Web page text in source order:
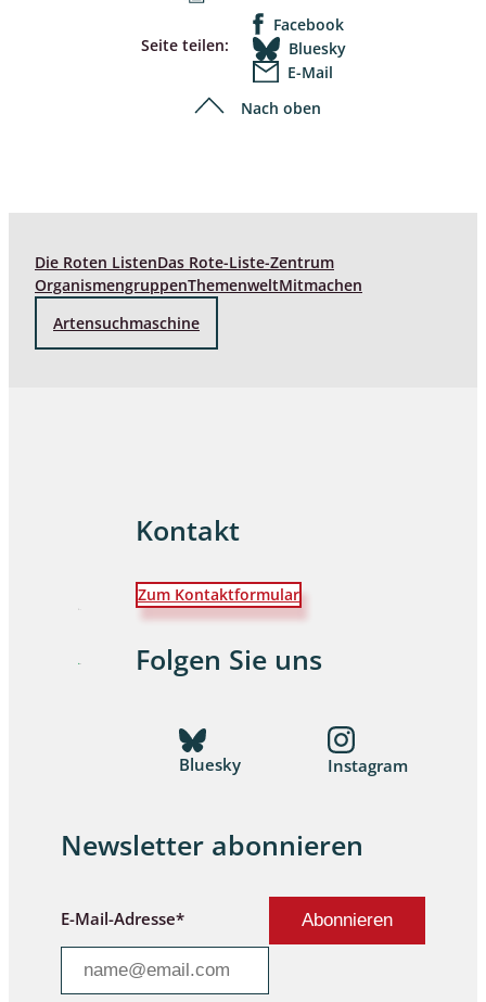
Seite teilen:
Facebook
Bluesky
E-Mail
Nach oben
Die Roten ListenDas Rote-Liste-Zentrum
OrganismengruppenThemenweltMitmachen
Artensuchmaschine
Kontakt
Zum Kontaktformular
Folgen Sie uns
Bluesky Instagram
Newsletter abonnieren
E-Mail-Adresse*